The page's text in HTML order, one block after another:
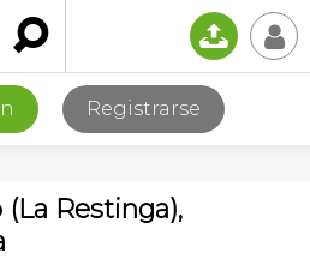
 📤 👤
Registrarse
(La Restinga),